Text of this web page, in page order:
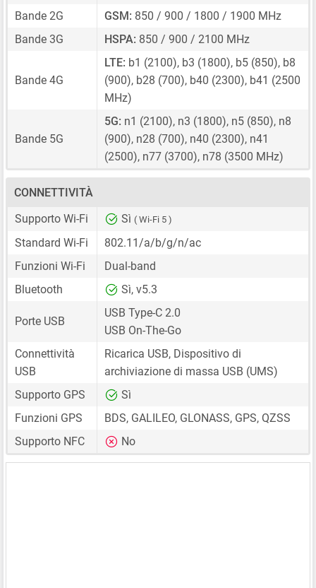
Bande 2G
GSM: 850 / 900 / 1800 / 1900 MHz
Bande 3G
HSPA: 850 / 900 / 2100 MHz
Bande 4G
LTE: b1 (2100), b3 (1800), b5 (850), b8
(900), b28 (700), b40 (2300), b41 (2500
MHz)
Bande 5G
5G: n1 (2100), n3 (1800), n5 (850), n8
(900), n28 (700), n40 (2300), n41
(2500), n77 (3700), n78 (3500 MHz)
CONNETTIVITÀ
Supporto Wi-Fi
Sì ( Wi-Fi 5 )
Standard Wi-Fi
802.11/a/b/g/n/ac
Funzioni Wi-Fi
Dual-band
Bluetooth
Sì, v5.3
Porte USB
USB Type-C 2.0
USB On-The-Go
Connettività
USB
Ricarica USB, Dispositivo di
archiviazione di massa USB (UMS)
Supporto GPS
Sì
Funzioni GPS
BDS, GALILEO, GLONASS, GPS, QZSS
Supporto NFC
No